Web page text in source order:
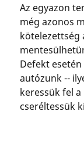
Az egyazon
még azonos
kötelezettség
Defekt
autózunk --
keressük fel
cseréltessük